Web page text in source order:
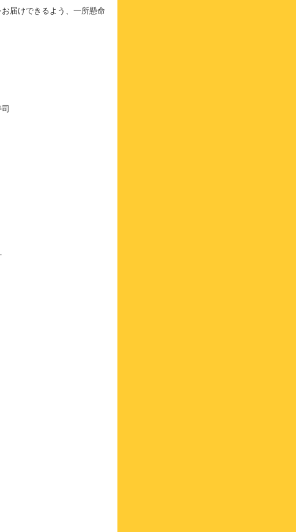
届けできるよう、一所懸命